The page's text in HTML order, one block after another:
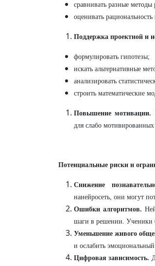
сравнивать разные методы
оценивать
Поддержка проектной и
формулировать гипотезы;
искать альтернативные
анализировать
строить математические
Повышение мотивации.
для слабо
Потенциальные риски и
Снижение
нанейросеть, они могут
Ошибки алгоритмов.
шаги в решении. Ученики
Уменьшение живого
и ослабить эмоциональный
Цифровая зависимость.